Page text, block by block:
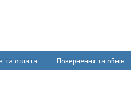
та оплата Повернення та обмін